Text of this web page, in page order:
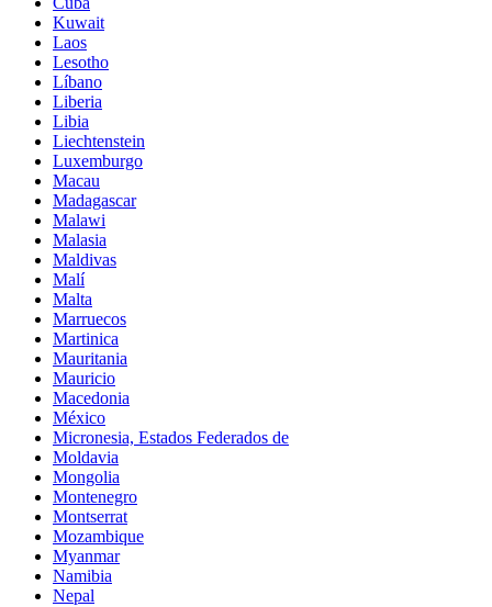
Kuwait
Laos
Lesotho
Líbano
Liberia
Libia
Liechtenstein
Luxemburgo
Macau
Madagascar
Malawi
Malasia
Maldivas
Malí
Malta
Marruecos
Martinica
Mauritania
Mauricio
Macedonia
México
Micronesia, Estados Federados de
Moldavia
Mongolia
Montenegro
Montserrat
Mozambique
Myanmar
Namibia
Nepal